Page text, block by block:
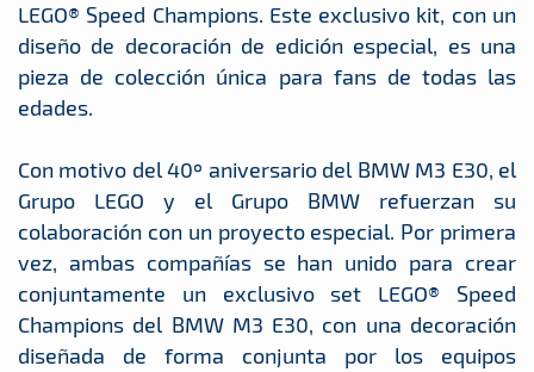
LEGO® Speed Champions. Este exclusivo kit, con un
diseño de decoración de edición especial, es una
pieza de colección única para fans de todas las
edades.
Con motivo del 40º aniversario del BMW M3 E30, el
Grupo LEGO y el Grupo BMW refuerzan su
colaboración con un proyecto especial. Por primera
vez, ambas compañías se han unido para crear
conjuntamente un exclusivo set LEGO® Speed
Champions del BMW M3 E30, con una decoración
diseñada de forma conjunta por los equipos